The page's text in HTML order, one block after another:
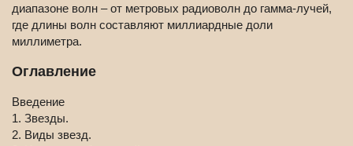
диапазоне волн – от метровых радиоволн до гамма-лучей,
где длины волн составляют миллиардные доли
миллиметра.
Оглавление
Введение
1. Звезды.
2. Виды звезд.